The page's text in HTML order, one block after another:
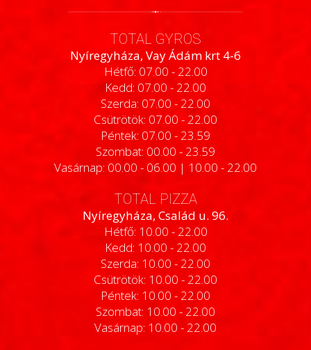
TOTAL GYROS
Nyíregyháza, Vay Ádám krt 4-6
Hétfő: 07.00 - 22.00
Kedd: 07.00 - 22.00
Szerda: 07.00 - 22.00
Csütrötök: 07.00 - 22.00
Péntek: 07.00 - 23.59
Szombat: 00.00 - 23.59
Vasárnap: 00.00 - 06.00 | 10.00 - 22.00
TOTAL PIZZA
Nyíregyháza, Család u. 96.
Hétfő: 10.00 - 22.00
Kedd: 10.00 - 22.00
Szerda: 10.00 - 22.00
Csütrötök: 10.00 - 22.00
Péntek: 10.00 - 22.00
Szombat: 10.00 - 22.00
Vasárnap: 10.00 - 22.00